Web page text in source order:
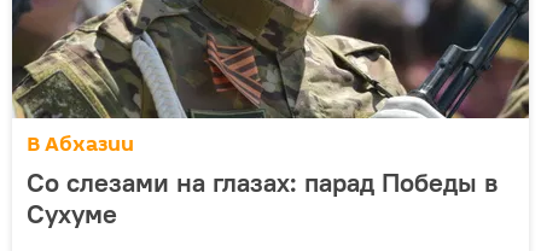
В Абхазии
Со слезами на глазах: парад Победы в
Сухуме